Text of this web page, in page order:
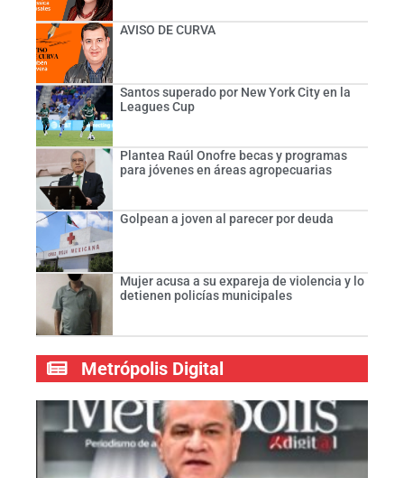
AVISO DE CURVA
Santos superado por New York City en la
Leagues Cup
Plantea Raúl Onofre becas y programas
para jóvenes en áreas agropecuarias
Golpean a joven al parecer por deuda
Mujer acusa a su expareja de violencia y lo
detienen policías municipales
Metrópolis Digital